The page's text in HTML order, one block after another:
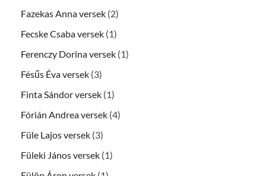
Fazekas Anna versek (2)
Fecske Csaba versek (1)
Ferenczy Dorina versek (1)
Fésűs Éva versek (3)
Finta Sándor versek (1)
Fórián Andrea versek (4)
Füle Lajos versek (3)
Füleki János versek (1)